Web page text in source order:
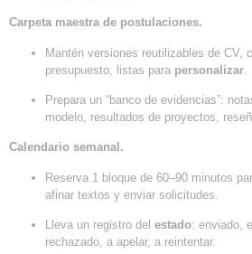
Carpeta maestra de postulaciones.
Mantén versiones reutilizables de CV,
presupuesto, listas para personalizar
Prepara un “banco de evidencias”:
modelo, resultados de proyectos,
Calendario semanal.
Reserva 1 bloque de 60–90 minutos
afinar textos y enviar solicitudes.
Lleva un registro del estado: enviado,
rechazado, a apelar, a reintentar.